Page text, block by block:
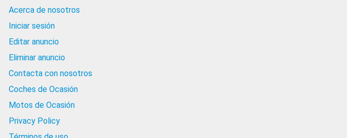
Acerca de nosotros
Iniciar sesión
Editar anuncio
Eliminar anuncio
Contacta con nosotros
Coches de Ocasión
Motos de Ocasión
Privacy Policy